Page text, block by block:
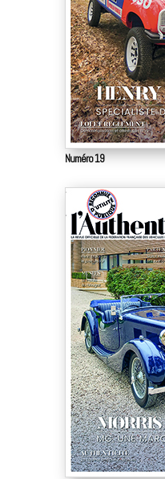
Numéro 19